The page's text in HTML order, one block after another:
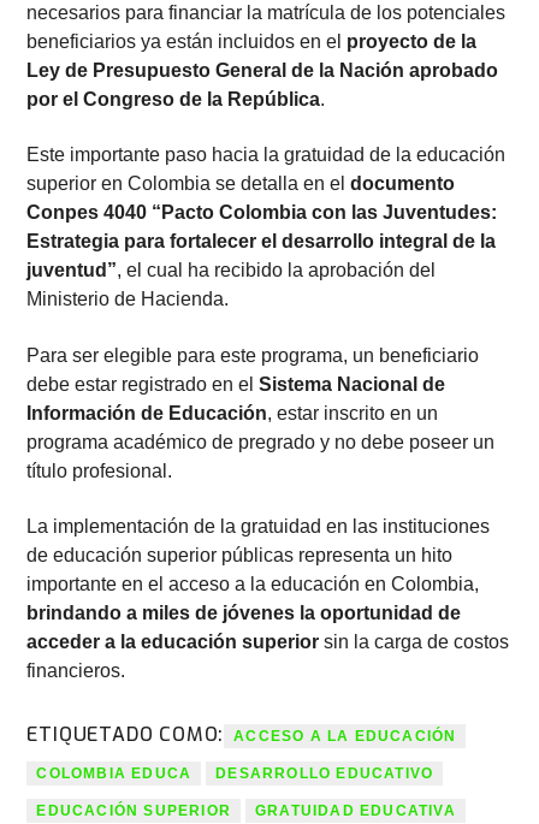
necesarios para financiar la matrícula de los potenciales
beneficiarios ya están incluidos en el proyecto de la
Ley de Presupuesto General de la Nación aprobado
por el Congreso de la República.
Este importante paso hacia la gratuidad de la educación
superior en Colombia se detalla en eldocumento
Conpes 4040 “Pacto Colombia con las Juventudes:
Estrategia para fortalecer el desarrollo integral de la
juventud”, el cual ha recibido la aprobación del
Ministerio de Hacienda.
Para ser elegible para este programa, un beneficiario
debe estar registrado en elSistema Nacional de
Información de Educación, estar inscrito en un
programa académico de pregrado y no debe poseer un
título profesional.
La implementación de la gratuidad en las instituciones
de educación superior públicas representa un hito
importante en el acceso a la educación en Colombia,
brindando a miles de jóvenes la oportunidad de
acceder a la educación superior sin la carga de costos
financieros.
ETIQUETADO COMO: ACCESO A LA EDUCACIÓN
COLOMBIA EDUCA DESARROLLO EDUCATIVO
EDUCACIÓN SUPERIOR GRATUIDAD EDUCATIVA